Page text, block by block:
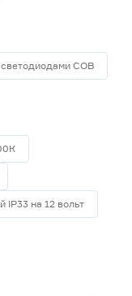
СОВ
IP33 на 12 вольт